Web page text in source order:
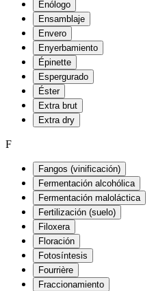
Enólogo
Ensamblaje
Envero
Enyerbamiento
Épinette
Espergurado
Éster
Extra brut
Extra dry
F
Fangos (vinificación)
Fermentación alcohólica
Fermentación maloláctica
Fertilización (suelo)
Filoxera
Floración
Fotosíntesis
Fourrière
Fraccionamiento